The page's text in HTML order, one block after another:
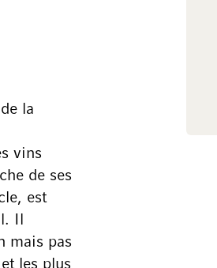
la
vins
de ses
est
Il
mais pas
les plus